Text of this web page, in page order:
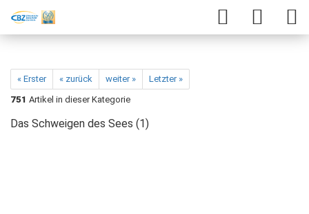
« Erster « zurück weiter »
Letzter »
751 Artikel in dieser Kategorie
Das Schweigen des Sees (1)